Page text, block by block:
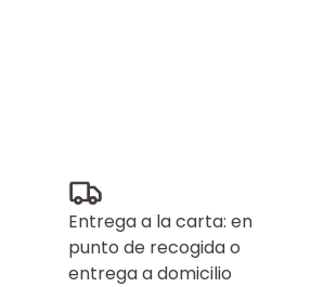
Entrega a la carta: en
punto de recogida o
entrega a domicilio